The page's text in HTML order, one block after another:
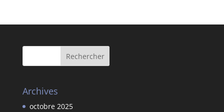
Archives
octobre 2025